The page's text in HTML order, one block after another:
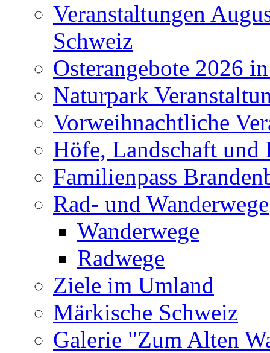
Veranstaltungen
Schweiz
Osterangebote 2026
Naturpark
Vorweihnachtliche
Höfe, Landschaft und
Familienpass
Rad- und Wanderwege
Wanderwege
Radwege
Ziele im Umland
Märkische Schweiz
Galerie "Zum Alten